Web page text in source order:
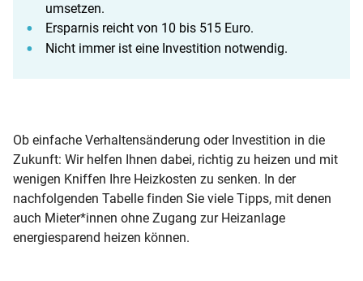
umsetzen.
Ersparnis reicht von 10 bis 515 Euro.
Nicht immer ist eine Investition notwendig.
Ob einfache Verhaltensänderung oder Investition in die
Zukunft: Wir helfen Ihnen dabei, richtig zu heizen und mit
wenigen Kniffen Ihre Heizkosten zu senken. In der
nachfolgenden Tabelle finden Sie viele Tipps, mit denen
auch Mieter*innen ohne Zugang zur Heizanlage
energiesparend heizen können.